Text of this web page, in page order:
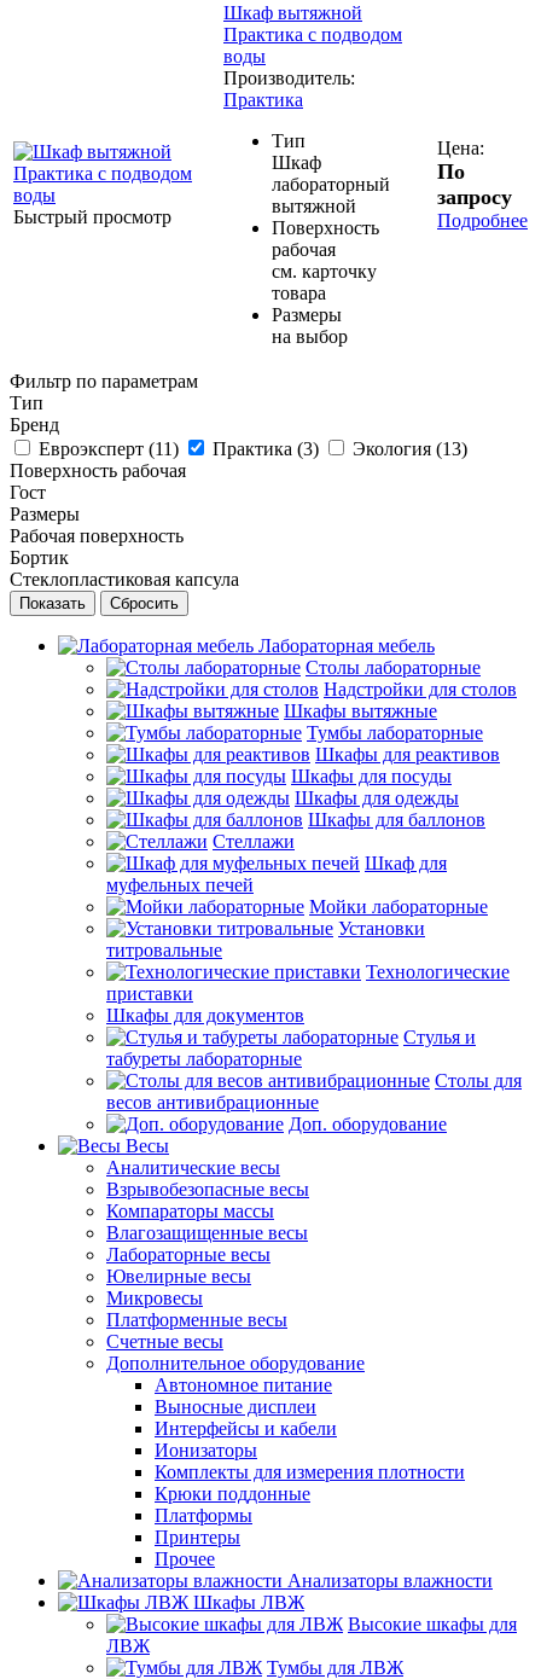
Быстрый просмотр
Шкаф вытяжной
Практика с подводом
воды
Производитель:
Практика
Тип
Шкаф
лабораторный
вытяжной
Поверхность
рабочая
см. карточку
товара
Размеры
на выбор
Цена:
По
запросу
Подробнее
Фильтр по параметрам
Тип
Бренд
Евроэксперт (11) Практика (3) Экология (13)
Поверхность рабочая
Гост
Размеры
Рабочая поверхность
Бортик
Стеклопластиковая капсула
Сбросить
Лабораторная мебель
Столы лабораторные
Надстройки для столов
Шкафы вытяжные
Тумбы лабораторные
Шкафы для реактивов
Шкафы для посуды
Шкафы для одежды
Шкафы для баллонов
Стеллажи
Шкаф для
муфельных печей
Мойки лабораторные
Установки
титровальные
Технологические
приставки
Шкафы для документов
Стулья и
табуреты лабораторные
Столы для
весов антивибрационные
Доп. оборудование
Весы
Аналитические весы
Взрывобезопасные весы
Компараторы массы
Влагозащищенные весы
Лабораторные весы
Ювелирные весы
Микровесы
Платформенные весы
Счетные весы
Дополнительное оборудование
Автономное питание
Выносные дисплеи
Интерфейсы и кабели
Ионизаторы
Комплекты для измерения плотности
Крюки поддонные
Платформы
Принтеры
Прочее
Анализаторы влажности
Шкафы ЛВЖ
Высокие шкафы для
ЛВЖ
Тумбы для ЛВЖ